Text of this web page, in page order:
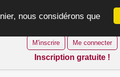
nous considérons que
M'inscrire Me connecter
Inscription gratuite !